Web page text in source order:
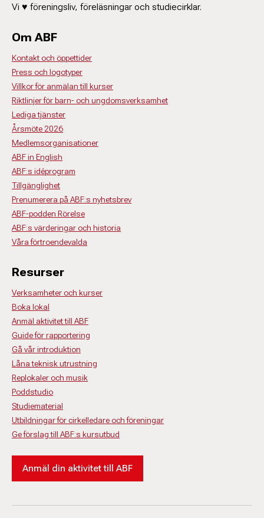
Vi ♥ föreningsliv, föreläsningar och studiecirklar.
Om ABF
Kontakt och öppettider
Press och logotyper
Villkor för anmälan till kurser
Riktlinjer för barn- och ungdomsverksamhet
Lediga tjänster
Årsmöte 2026
Medlemsorganisationer
ABF in English
ABF:s idéprogram
Tillgänglighet
Prenumerera på ABF:s nyhetsbrev
ABF-podden Rörelse
ABF:s värderingar och historia
Våra förtroendevalda
Resurser
Verksamheter och kurser
Boka lokal
Anmäl aktivitet till ABF
Guide för rapportering
Gå vår introduktion
Låna teknisk utrustning
Replokaler och musik
Poddstudio
Studiematerial
Utbildningar för cirkelledare och föreningar
Ge förslag till ABF:s kursutbud
Anmäl din aktivitet till ABF